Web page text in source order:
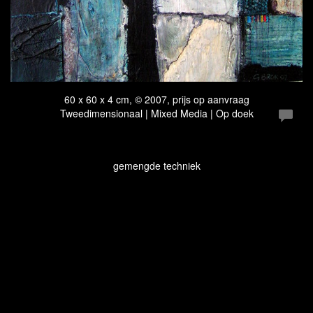
60 x 60 x 4 cm, © 2007, prijs op aanvraag
Tweedimensionaal | Mixed Media | Op doek
gemengde techniek